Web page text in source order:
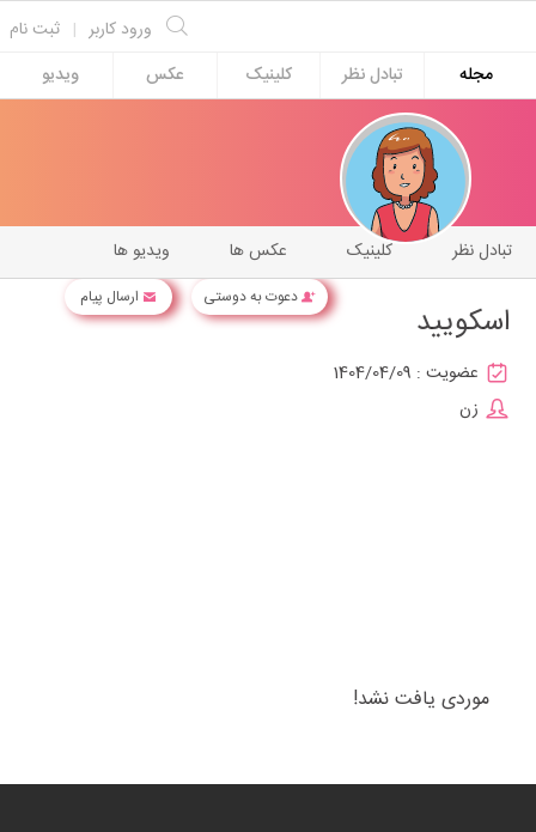
ثبت نام | ورود کاربر
مجله
تبادل نظر کلینیک عکس ویدیو
دعوت به دوستی ارسال پیام
ویدیو ها عکس ها کلینیک تبادل نظر
اسکویید
عضویت : 1404/04/09
زن
موردی یافت نشد!